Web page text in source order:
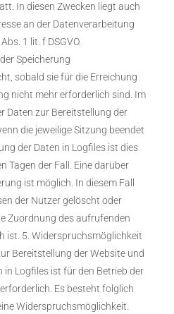
In diesen Zwecken liegt auch
an der Datenverarbeitung
1 lit. f DSGVO.
Speicherung
sobald sie für die Erreichung
nicht mehr erforderlich sind. Im
Daten zur Bereitstellung der
die jeweilige Sitzung beendet
der Daten in Logfiles ist dies
Tagen der Fall. Eine darüber
ist möglich. In diesem Fall
der Nutzer gelöscht oder
Zuordnung des aufrufenden
ist. 5. Widerspruchsmöglichkeit
Bereitstellung der Website und
in Logfiles ist für den Betrieb der
Es besteht folglich
Widerspruchsmöglichkeit.